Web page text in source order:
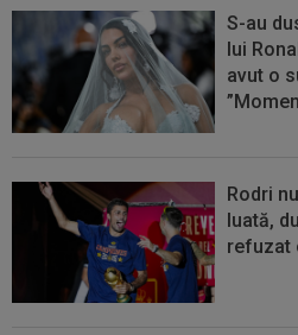
S-au
lui
avut o
Rodri
luată,
refuzat